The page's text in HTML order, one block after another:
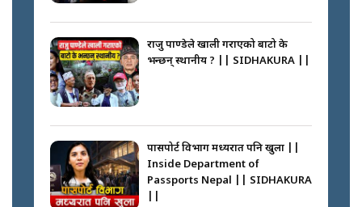
भयो ? के के भयो ? || SUNSARI
CASE || SIDHAKURA || THE
REPORTER ||
प्रहरी ? Police repeatedly fail to
control crowds ?
राजु पाण्डेले खाली गराएको बाटो के
भन्छन् स्थानीय ? || SIDHAKURA ||
पासपोर्ट विभाग मध्यरात पनि खुला ||
Inside Department of
Passports Nepal || SIDHAKURA